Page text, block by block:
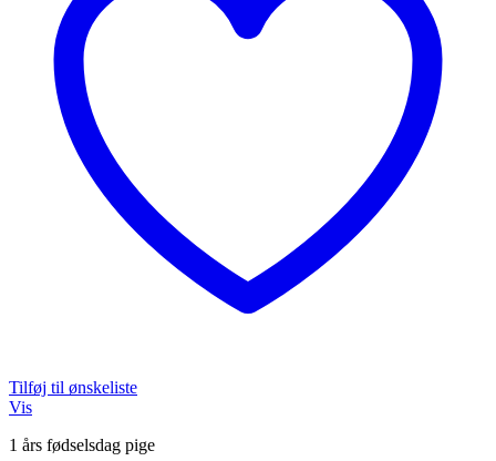
Tilføj til ønskeliste
Vis
1 års fødselsdag pige